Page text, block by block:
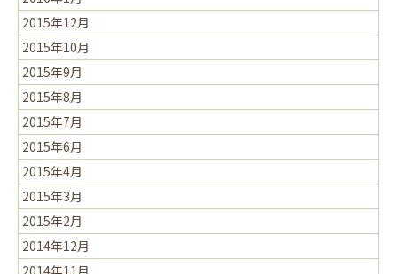
2015年12月
2015年10月
2015年9月
2015年8月
2015年7月
2015年6月
2015年4月
2015年3月
2015年2月
2014年12月
2014年11月